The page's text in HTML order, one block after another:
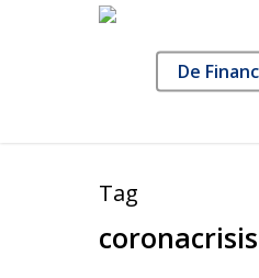
De
Tag
coronacrisis